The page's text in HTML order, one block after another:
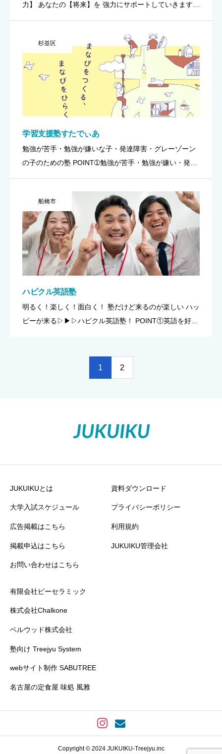
力】 あなたの【将来】を 強力にサポートしていきます P
科 国語、算数数学、理科、社会、英語）で、英語に特化
してお […]
杉並区
学習支援塾すたでぃあ
勉強が苦手・勉強が嫌いな子・発達障害・グレーゾーン
の子のための塾 POINT➀勉強が苦手・勉強が嫌い・発達
どもの社会的な自立を目標に、基礎学力から人間関係力
まで育成 ➂ […]
船橋市
ハピクル英語塾
明るく！楽しく！面白く！ 塾だけど来るのが楽しい ハッ
ピーが来る▷▶︎▷ハピクル英語塾！ POINT①英語を好き
1 2
JUKUIKUとは
大学入試スケジュール
広告掲載はこちら
掲載申込はこちら
お問い合わせはこちら
資料ダウンロード
プライバシーポリシー
利用規約
JUKUIKU管理会社
有限会社ビーセラミック
株式会社Chalkone
ベルウッド株式会社
塾向け Treejyu System
webサイト制作 SABUTREE
名古屋の定食屋 味処 風雅
Copyright © 2024 JUKUIKU-Treejyu.inc